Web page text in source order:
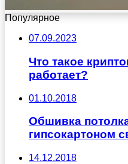
Популярное
07.09.2023
Что такое
работает?
01.10.2018
Обшивка
гипсокартоном
14.12.2018